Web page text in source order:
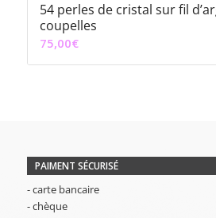
54 perles de cristal sur fil
coupelles
75,00€
PAIMENT SÉCURISÉ
- carte bancaire
- chèque